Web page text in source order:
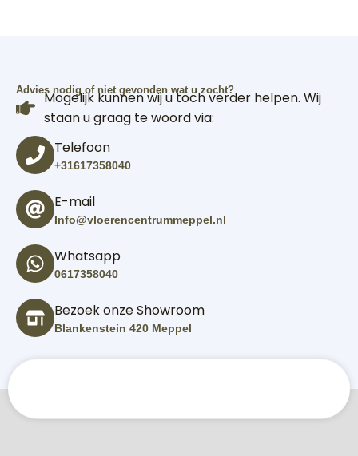
Advies nodig of niet gevonden wat u zocht?
Mogelijk kunnen wij u toch verder helpen. Wij
staan u graag te woord via:
Telefoon
+31617358040
E-mail
Info@vloerencentrummeppel.nl
Whatsapp
0617358040
Bezoek onze Showroom
Blankenstein 420 Meppel